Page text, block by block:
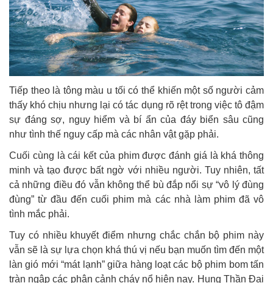
Tiếp theo là tông màu u tối có thể khiến một số người cảm
thấy khó chịu nhưng lại có tác dụng rõ rệt trong việc tô đậm
sự đáng sợ, nguy hiểm và bí ẩn của đáy biển sâu cũng
như tình thế nguy cấp mà các nhân vật gặp phải.
Cuối cùng là cái kết của phim được đánh giá là khá thông
minh và tạo được bất ngờ với nhiều người. Tuy nhiên, tất
cả những điều đó vẫn không thể bù đắp nổi sự “vô lý đùng
đùng” từ đầu đến cuối phim mà các nhà làm phim đã vô
tình mắc phải.
Tuy có nhiều khuyết điểm nhưng chắc chắn bộ phim này
vẫn sẽ là sự lựa chọn khá thú vị nếu bạn muốn tìm đến một
làn gió mới “mát lạnh” giữa hàng loạt các bộ phim bom tấn
tràn ngập các phân cảnh cháy nổ hiện nay. Hung Thần Đại